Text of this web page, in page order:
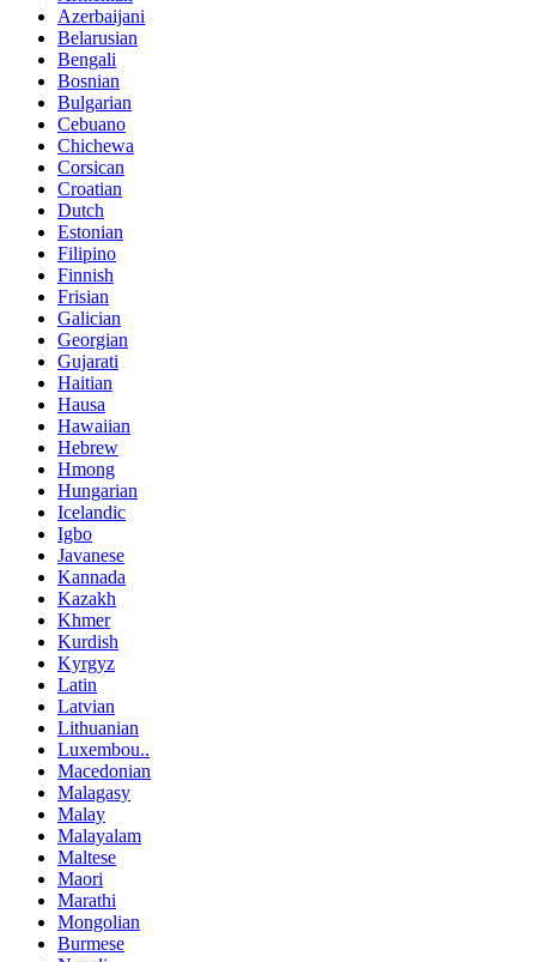
Azerbaijani
Belarusian
Bengali
Bosnian
Bulgarian
Cebuano
Chichewa
Corsican
Croatian
Dutch
Estonian
Filipino
Finnish
Frisian
Galician
Georgian
Gujarati
Haitian
Hausa
Hawaiian
Hebrew
Hmong
Hungarian
Icelandic
Igbo
Javanese
Kannada
Kazakh
Khmer
Kurdish
Kyrgyz
Latin
Latvian
Lithuanian
Luxembou..
Macedonian
Malagasy
Malay
Malayalam
Maltese
Maori
Marathi
Mongolian
Burmese